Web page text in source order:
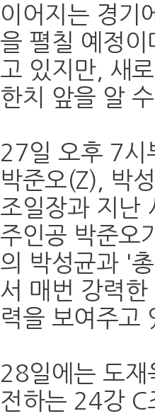
이어지는 경기
을 펼칠 예정
고 있지만, 새
한치 앞을 알
27일 오후 7시
박준오(Z), 박
조일장과 지난
주인공 박준오
의 박성균과 '
서 매번 강력
력을 보여주고
28일에는 도
전하는 24강 C